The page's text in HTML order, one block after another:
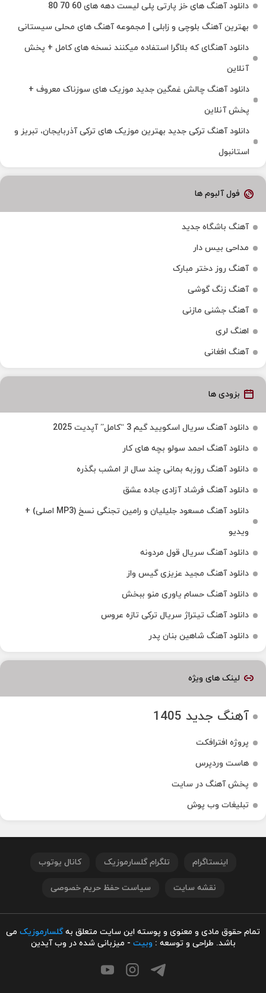
دانلود آهنگ های خز پارتی پلی لیست دهه های 60 70 80
بهترین آهنگ بلوچی و زابلی | مجموعه آهنگ‌ های محلی سیستانی
دانلود آهنگای که بلاگرا استفاده میکنند نسخه های کامل + پخش
آنلاین
دانلود آهنگ چالش غمگین جدید موزیک های سوزناک معروف +
پخش آنلاین
دانلود آهنگ ترکی جدید بهترین موزیک‌ های ترکی آذربایجان، تبریز و
استانبول
فول آلبوم ها
آهنگ باشگاه جدید
مداحی بیس دار
آهنگ روز دختر مبارک
آهنگ زنگ گوشی
آهنگ جشنی مازنی
اهنگ لری
آهنگ افغانی
بزودی ها
دانلود آهنگ سریال اسکویید گیم 3 “کامل” آپدیت 2025
دانلود آهنگ احمد سولو بچه های کار
دانلود آهنگ روزبه بمانی چند سال از امشب بگذره
دانلود آهنگ فرشاد آزادی جاده عشق
دانلود آهنگ مسعود جلیلیان و رامین تجنگی نسخ (MP3 اصلی) +
ویدیو
دانلود آهنگ سریال قول مردونه
دانلود آهنگ مجید عزیزی گیس واز
دانلود آهنگ حسام یاوری منو ببخش
دانلود آهنگ تیتراژ سریال ترکی تازه عروس
دانلود آهنگ شاهین بنان پدر
لینک های ویژه
آهنگ جدید 1405
پروژه افترافکت
هاست وردپرس
پخش آهنگ در سایت
تبلیغات وب پوش
اینستاگرام تلگرام گلسارموزیک کانال یوتوب
نقشه سایت سیاست حفظ حریم خصوصی
تمام حقوق مادی و معنوی و پوسته این سایت متعلق بهگلسارموزیک می
باشد. طراحی و توسعه : وبیت - میزبانی شده در وب آیدین